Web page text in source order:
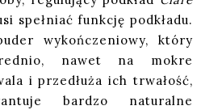
spełniać funkcję podkładu.
wykończeniowy, który
nawet na mokre
i przedłuża ich trwałość,
bardzo naturalne